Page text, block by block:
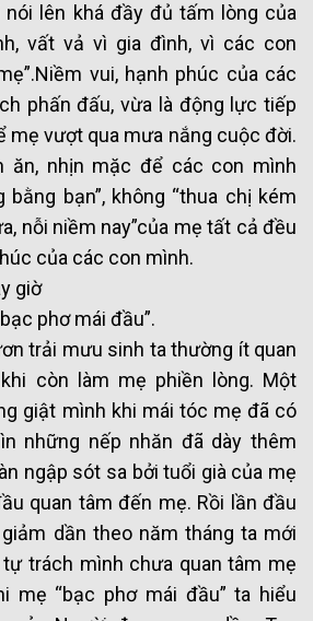
nói lên khá đầy đủ tấm lòng của
vất vả vì gia đình, vì các con
vui, hạnh phúc của các
phấn đấu, vừa là động lực tiếp
mẹ vượt qua mưa nắng cuộc đời.
ăn, nhịn mặc để các con mình
bằng bạn”, không “thua chị kém
nỗi niềm nay”của mẹ tất cả đều
của các con mình.
giờ
phơ mái đầu”.
trải mưu sinh ta thường ít quan
còn làm mẹ phiền lòng. Một
giật mình khi mái tóc mẹ đã có
những nếp nhăn đã dày thêm
ngập sót sa bởi tuổi già của mẹ
quan tâm đến mẹ. Rồi lần đầu
dần theo năm tháng ta mới
trách mình chưa quan tâm mẹ
mẹ “bạc phơ mái đầu” ta hiểu